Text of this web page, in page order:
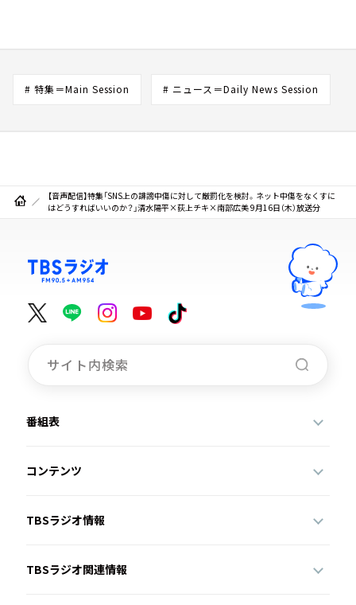
# 特集＝Main Session # ニュース＝Daily News Session
【音声配信】特集「SNS上の誹謗中傷に対して厳罰化を検討。ネット中傷をなくすに
はどうすればいいのか？」清水陽平×荻上チキ×南部広美 9月16日（木）放送分
番組表
コンテンツ
TBSラジオ情報
TBSラジオ関連情報